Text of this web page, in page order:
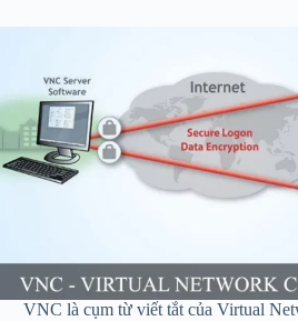
VNC là cụm từ viết tắt của Virtual